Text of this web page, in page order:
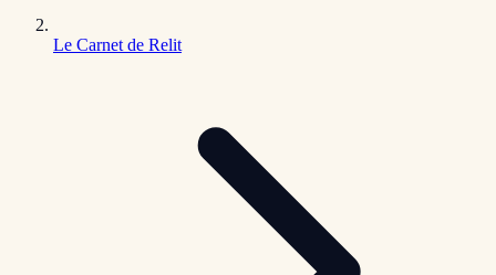
Le Carnet de Relit